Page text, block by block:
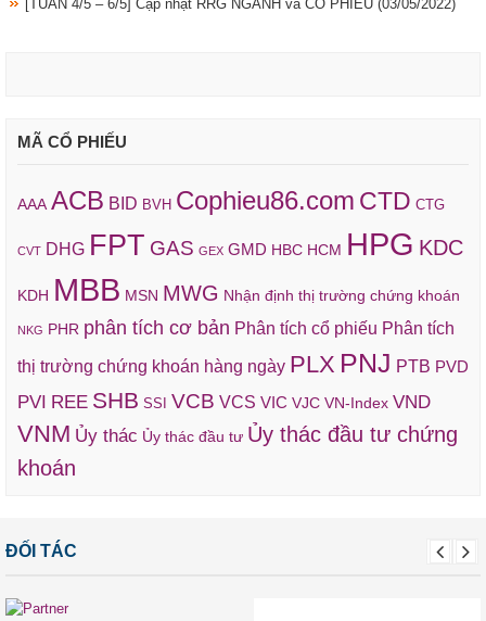
[TUẦN 4/5 – 6/5] Cập nhật RRG NGÀNH và CỔ PHIẾU (03/05/2022)
MÃ CỔ PHIẾU
AAA ACB BID BVH Cophieu86.com CTD CTG
CVT DHG FPT GAS GEX GMD HBC HCM HPG KDC
KDH MBB MSN MWG Nhận định thị trường chứng khoán
NKG PHR phân tích cơ bản Phân tích cổ phiếu Phân tích
thị trường chứng khoán hàng ngày PLX PNJ PTB PVD
PVI REE SHB SSI VCB VCS VIC VJC VN-Index VND
VNM Ủy thác Ủy thác đầu tư Ủy thác đầu tư chứng
khoán
ĐỐI TÁC